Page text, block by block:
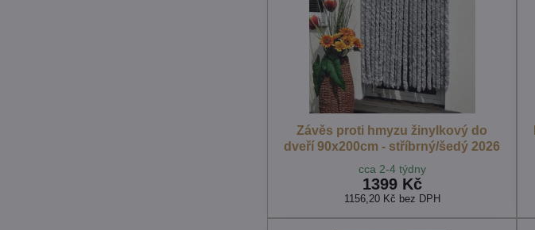
Závěs proti hmyzu žinylkový do
dveří 90x200cm - stříbrný/šedý 2026
cca 2-4 týdny
1399 Kč
1156,20 Kč bez DPH